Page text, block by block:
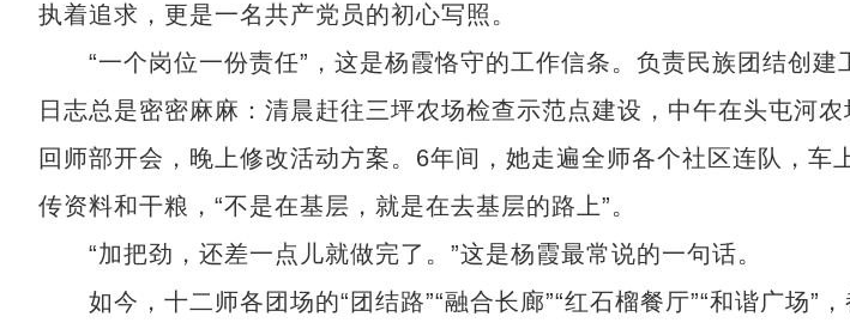
执着追求，更是一名共产党员的初心写照。
“一个岗位一份责任”，这是杨霞恪守的工作信条。负责民族团结创建
日志总是密密麻麻：清晨赶往三坪农场检查示范点建设，中午在头屯河
回师部开会，晚上修改活动方案。6年间，她走遍全师各个社区连队，车
传资料和干粮，“不是在基层，就是在去基层的路上”。
“加把劲，还差一点儿就做完了。”这是杨霞最常说的一句话。
如今，十二师各团场的“团结路”“融合长廊”“红石榴餐厅”“和谐广场”